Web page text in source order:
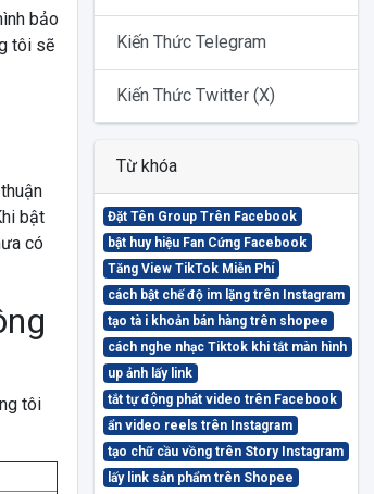
bảo
tôi sẽ
bật
có
tôi
Kiến Thức Telegram
Kiến Thức Twitter (X)
Từ khóa
Đặt Tên Group Trên Facebook
bật huy hiệu Fan Cứng Facebook
Tăng View TikTok Miễn Phí
cách bật chế độ im lặng trên Instagram
tạo tà i khoản bán hàng trên shopee
cách nghe nhạc Tiktok khi tắt màn hình
up ảnh lấy link
tắt tự động phát video trên Facebook
ẩn video reels trên Instagram
tạo chữ cầu vồng trên Story Instagram
lấy link sản phẩm trên Shopee